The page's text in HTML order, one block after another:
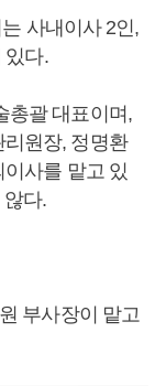
사내이사 2인,
있다.
총괄 대표이며,
원장, 정명환
사를 맡고 있
다.
부사장이 맡고